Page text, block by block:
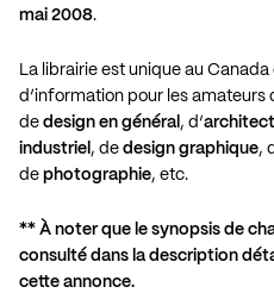
mai 2008.
La librairie est unique au
d’information pour les amateurs
de design en général , d’
industriel , de design graphique,
de photographie, etc.
** À noter que le synopsis de
consulté dans la description
cette annonce.